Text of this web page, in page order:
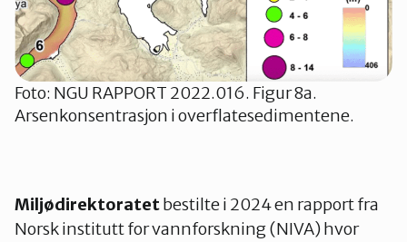
Foto: NGU RAPPORT 2022.016. Figur 8a.
Arsenkonsentrasjon i overflatesedimentene.
Miljødirektoratetbestilte i 2024 en rapport fra
Norsk institutt for vannforskning (NIVA) hvor